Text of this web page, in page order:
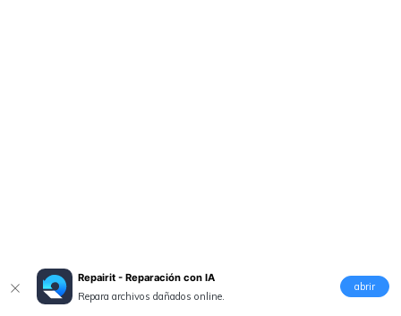
Repairit - Reparación con IA
Repara archivos dañados online.
abrir